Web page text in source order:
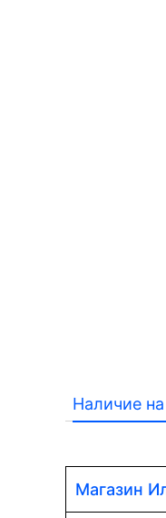
Наличие
Магазин